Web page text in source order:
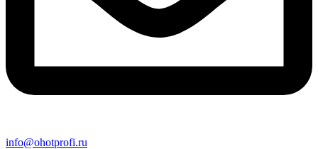
info@ohotprofi.ru